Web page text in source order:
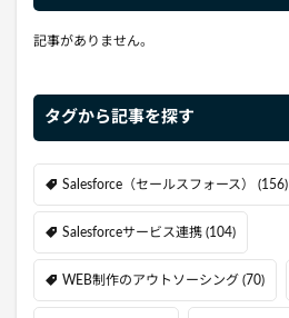
記事がありません。
タグから記事を探す
Salesforce（セールスフォース） (156)
Salesforceサービス連携 (104)
WEB制作のアウトソーシング (70)